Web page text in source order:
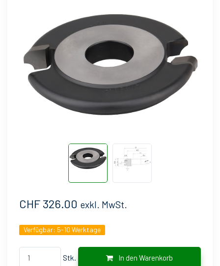
CHF 326.00 exkl. MwSt.
Verfügbar: 5-10 Werktage
Stk. In den Warenkorb